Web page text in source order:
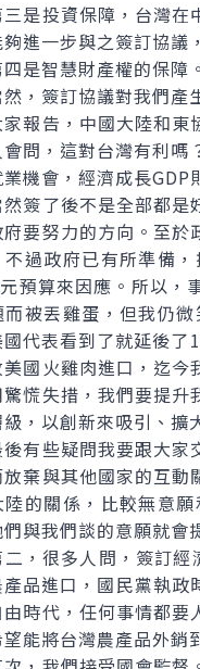
投資保障，台灣在
進一步與之簽訂協議
智慧財產權的保障。
簽訂協議對我們產生
報告，中國大陸和
問，這對台灣有利嗎
業機會，經濟成長
了後不是全部都是好
府要努力的方向。至
不過政府已有所準備
預算來因應。所以，
而被丟雞蛋，但我仍
代表看到了就延後
國火雞肉進口，迄
慌失措，我們要提升
，以創新來吸引、擴
些疑問我要跟大家
放棄與其他國家的互
陸的關係，比較無意
與我們談的意願就會
很多人問，簽訂經
產品進口，國民黨執
時代，任何事情都要
能將台灣農產品外銷